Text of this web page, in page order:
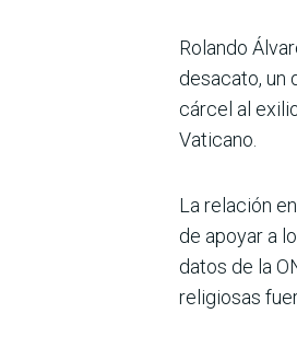
Rolando
desacato, un
cárcel al
Vaticano.
La relación
de apoyar a
datos de la
religiosas